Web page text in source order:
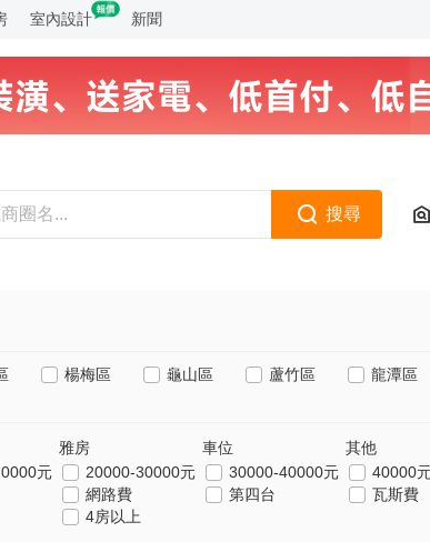
室內設計 新聞
搜尋
楊梅區 龜山區 蘆竹區 龍潭區
雅房 車位
其他
元 20000-30000元 30000-40000元 40000
網路費 第四台 瓦斯費
4房以上